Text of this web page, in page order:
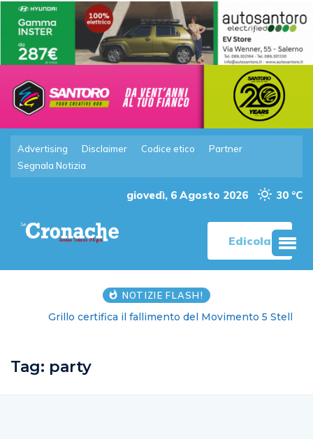
Advertising Disclaimer Codice etico
Partner
Segnala Notizia
giovedì, 6 Agosto 2026 30 °C
Edicola
NOTIZIE FLASH!
Grillo certifica il fallimento del Movimento 5 Stelle
Tag: party